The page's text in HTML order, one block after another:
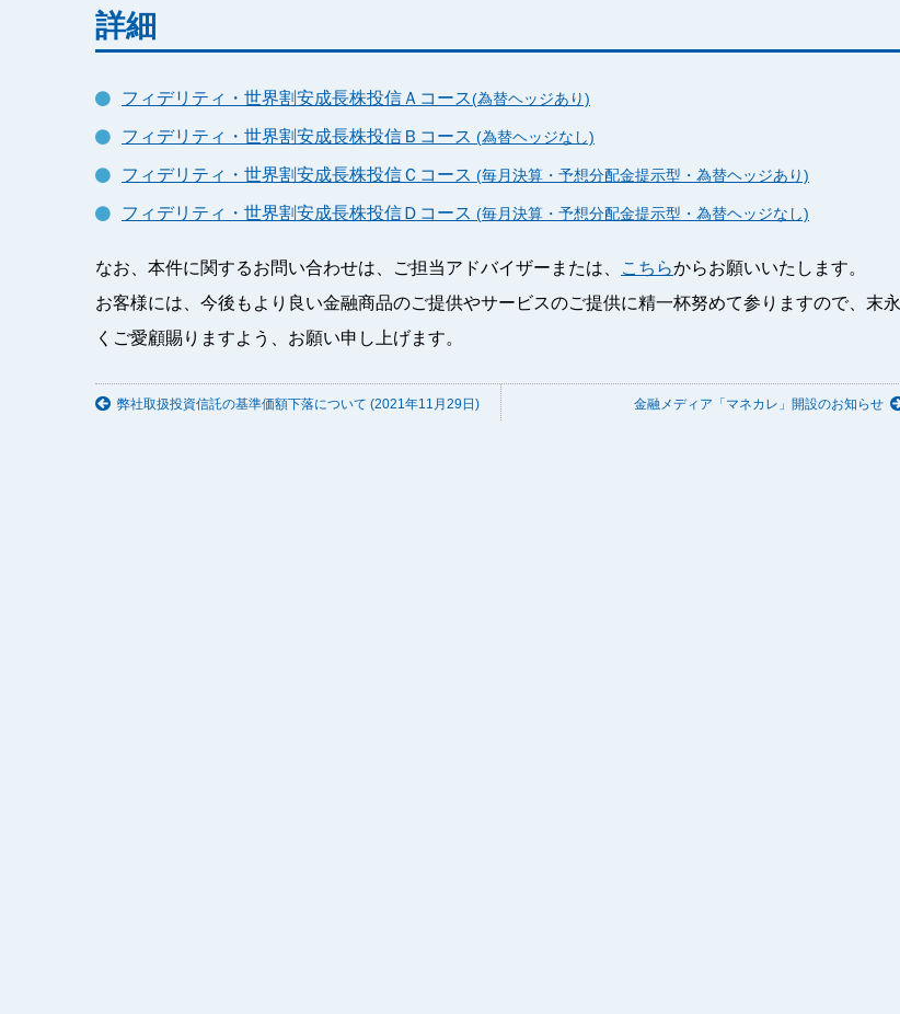
詳細
フィデリティ・世界割安成長株投信Ａコース(為替ヘッジあり)
フィデリティ・世界割安成長株投信Ｂコース (為替ヘッジなし)
フィデリティ・世界割安成長株投信Ｃコース (毎月決算・予想分配金提示型・為替ヘッジあり)
フィデリティ・世界割安成長株投信Ｄコース (毎月決算・予想分配金提示型・為替ヘッジなし)
なお、本件に関するお問い合わせは、ご担当アドバイザーまたは、 こちらからお願いいたします。
お客様には、今後もより良い金融商品のご提供やサービスのご提供に精一杯努めて参りますので、末永
くご愛顧賜りますよう、お願い申し上げます。
弊社取扱投資信託の基準価額下落について (2021年11月29日) 金融メディア「マネカレ」開設のお知らせ